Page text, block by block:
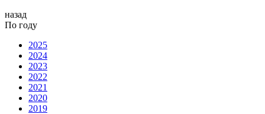
назад
По году
2025
2024
2023
2022
2021
2020
2019